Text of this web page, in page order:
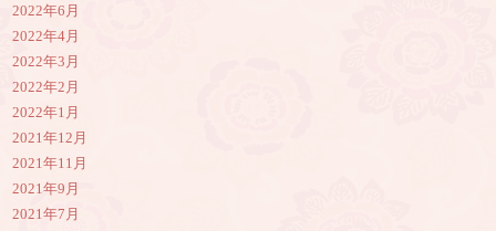
2022年6月
2022年4月
2022年3月
2022年2月
2022年1月
2021年12月
2021年11月
2021年9月
2021年7月